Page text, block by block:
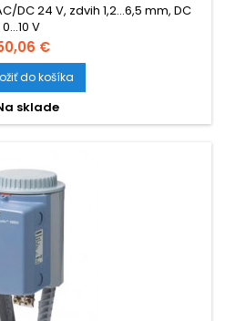
DC 24 V, zdvih 1,2...6,5 mm, DC
0...10 V
€
do košíka
sklade